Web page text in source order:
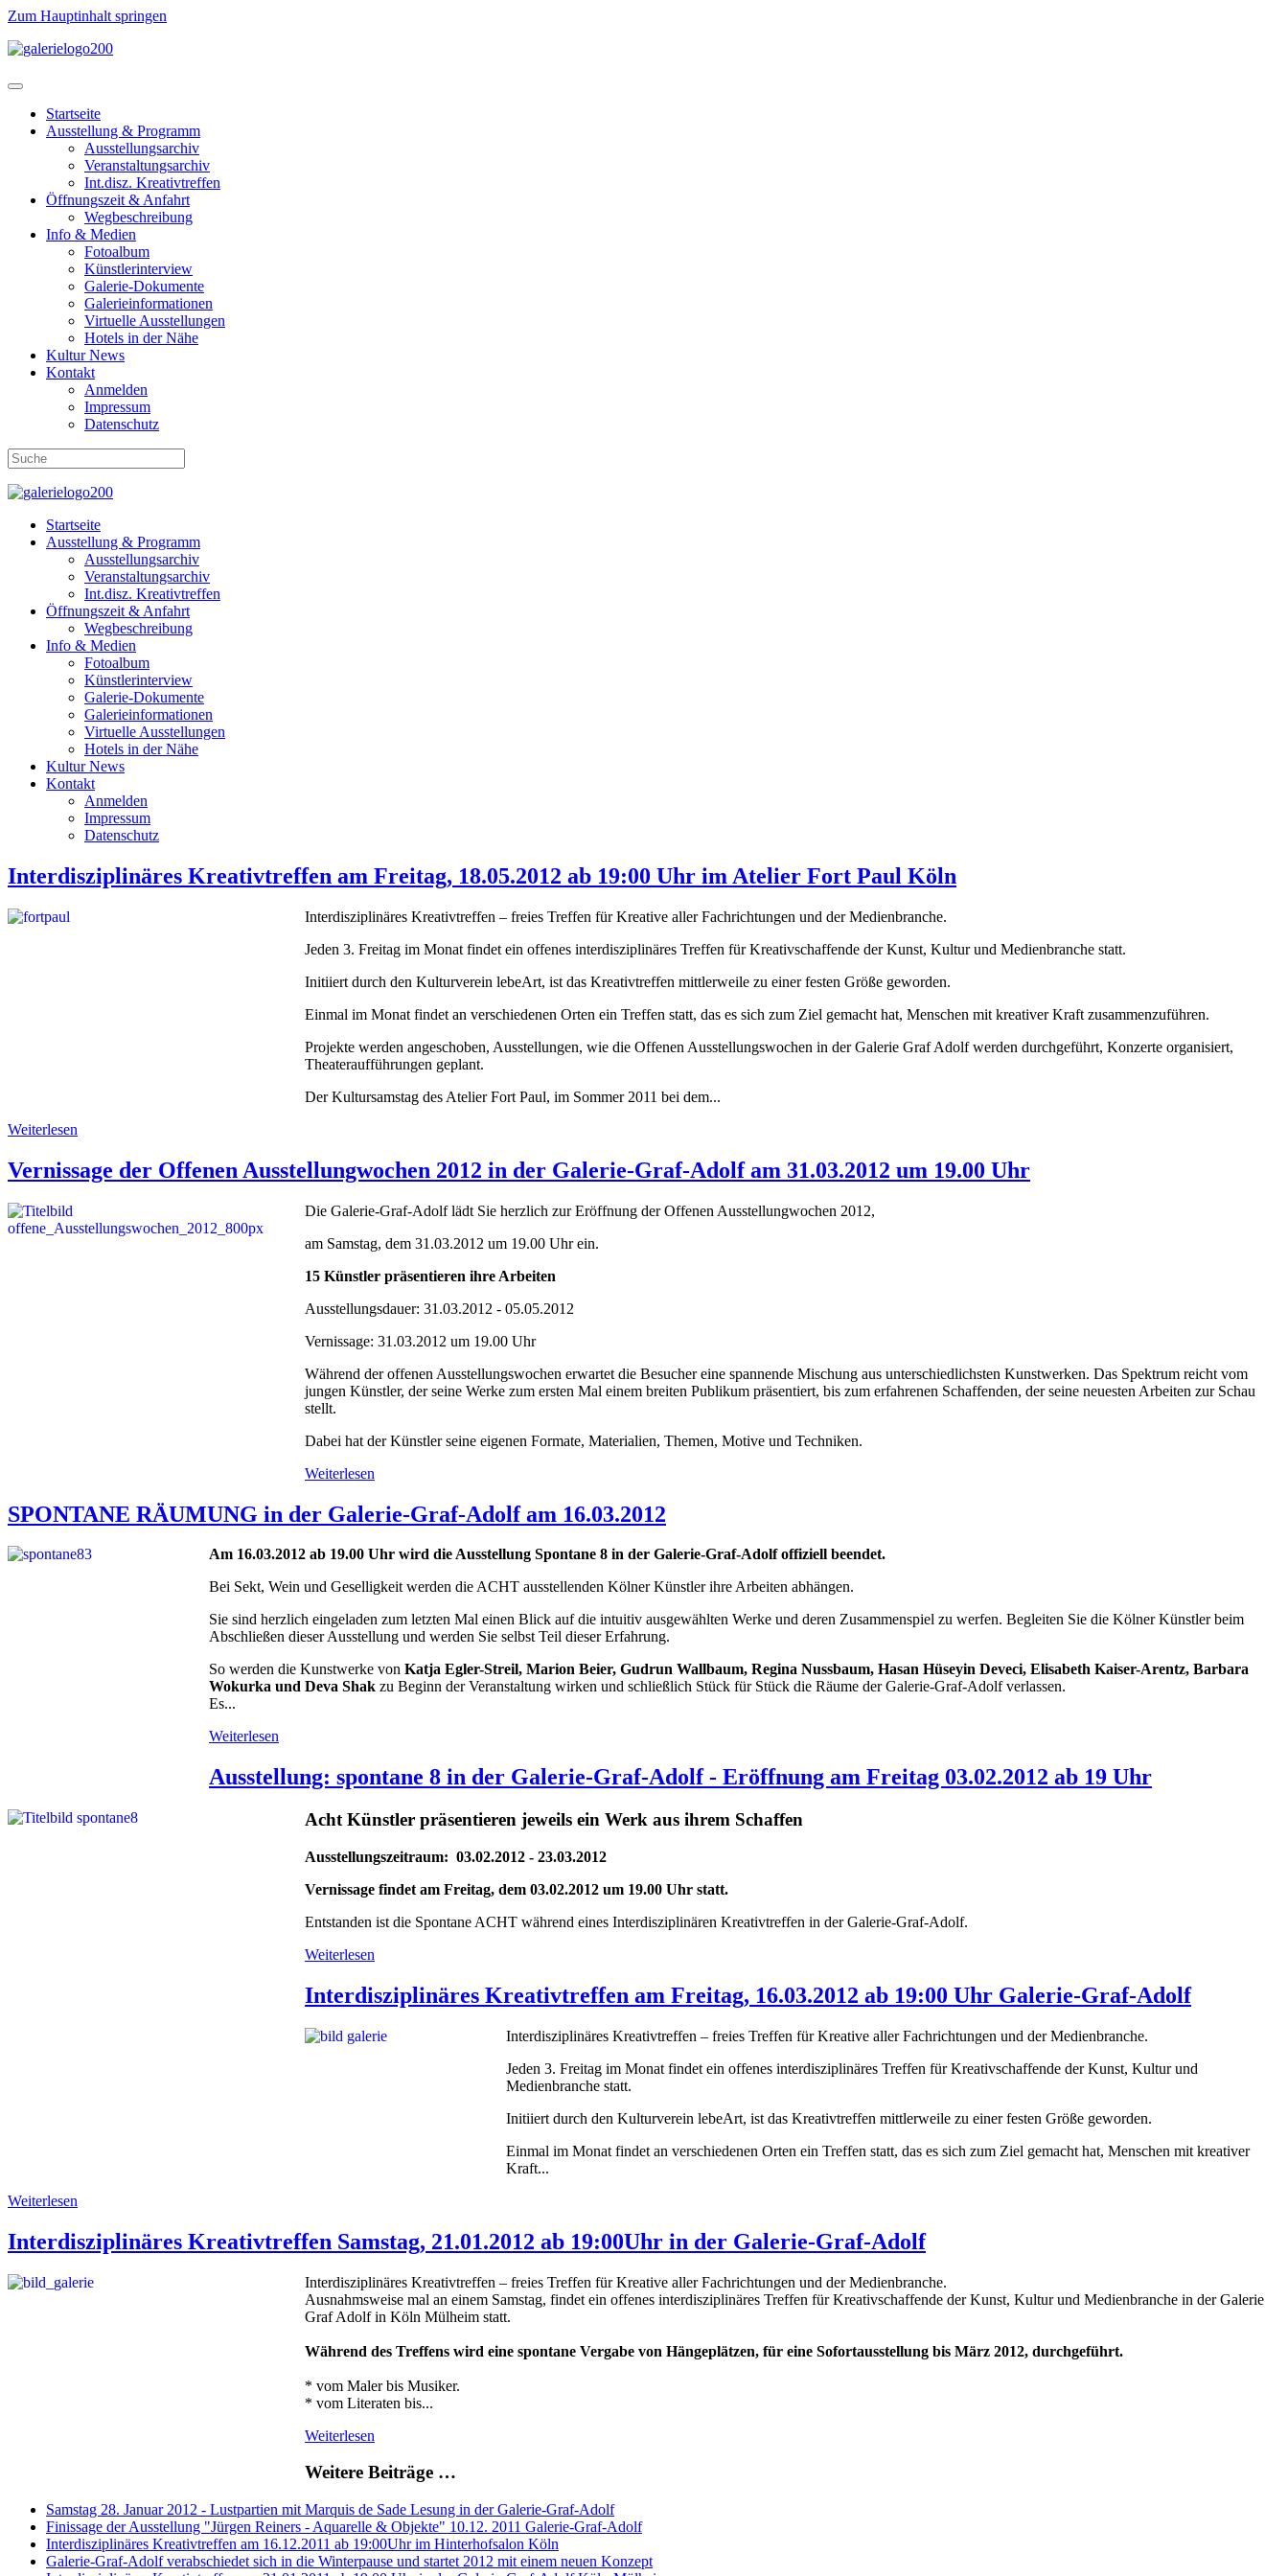
Zum Hauptinhalt springen
Startseite
Ausstellung & Programm
Ausstellungsarchiv
Veranstaltungsarchiv
Int.disz. Kreativtreffen
Öffnungszeit & Anfahrt
Wegbeschreibung
Info & Medien
Fotoalbum
Künstlerinterview
Galerie-Dokumente
Galerieinformationen
Virtuelle Ausstellungen
Hotels in der Nähe
Kultur News
Kontakt
Anmelden
Impressum
Datenschutz
Startseite
Ausstellung & Programm
Ausstellungsarchiv
Veranstaltungsarchiv
Int.disz. Kreativtreffen
Öffnungszeit & Anfahrt
Wegbeschreibung
Info & Medien
Fotoalbum
Künstlerinterview
Galerie-Dokumente
Galerieinformationen
Virtuelle Ausstellungen
Hotels in der Nähe
Kultur News
Kontakt
Anmelden
Impressum
Datenschutz
Interdisziplinäres Kreativtreffen am Freitag, 18.05.2012 ab 19:00 Uhr im Atelier Fort Paul Köln
Interdisziplinäres Kreativtreffen – freies Treffen für Kreative aller Fachrichtungen und der Medienbranche.
Jeden 3. Freitag im Monat findet ein offenes interdisziplinäres Treffen für Kreativschaffende der Kunst, Kultur und Medienbranche statt.
Initiiert durch den Kulturverein lebeArt, ist das Kreativtreffen mittlerweile zu einer festen Größe geworden.
Einmal im Monat findet an verschiedenen Orten ein Treffen statt, das es sich zum Ziel gemacht hat, Menschen mit kreativer Kraft zusammenzuführen.
Projekte werden angeschoben, Ausstellungen, wie die Offenen Ausstellungswochen in der Galerie Graf Adolf werden durchgeführt, Konzerte organisiert,
Theateraufführungen geplant.
Der Kultursamstag des Atelier Fort Paul, im Sommer 2011 bei dem...
Weiterlesen
Vernissage der Offenen Ausstellungwochen 2012 in der Galerie-Graf-Adolf am 31.03.2012 um 19.00 Uhr
Die Galerie-Graf-Adolf lädt Sie herzlich zur Eröffnung der Offenen Ausstellungwochen 2012,
am Samstag, dem 31.03.2012 um 19.00 Uhr ein.
15 Künstler präsentieren ihre Arbeiten
Ausstellungsdauer: 31.03.2012 - 05.05.2012
Vernissage: 31.03.2012 um 19.00 Uhr
Während der offenen Ausstellungswochen erwartet die Besucher eine spannende Mischung aus unterschiedlichsten Kunstwerken. Das Spektrum reicht vom
jungen Künstler, der seine Werke zum ersten Mal einem breiten Publikum präsentiert, bis zum erfahrenen Schaffenden, der seine neuesten Arbeiten zur Schau
stellt.
Dabei hat der Künstler seine eigenen Formate, Materialien, Themen, Motive und Techniken.
Weiterlesen
SPONTANE RÄUMUNG in der Galerie-Graf-Adolf am 16.03.2012
Am 16.03.2012 ab 19.00 Uhr wird die Ausstellung Spontane 8 in der Galerie-Graf-Adolf offiziell beendet.
Bei Sekt, Wein und Geselligkeit werden die ACHT ausstellenden Kölner Künstler ihre Arbeiten abhängen.
Sie sind herzlich eingeladen zum letzten Mal einen Blick auf die intuitiv ausgewählten Werke und deren Zusammenspiel zu werfen. Begleiten Sie die Kölner Künstler beim
Abschließen dieser Ausstellung und werden Sie selbst Teil dieser Erfahrung.
So werden die Kunstwerke von Katja Egler-Streil, Marion Beier, Gudrun Wallbaum, Regina Nussbaum, Hasan Hüseyin Deveci, Elisabeth Kaiser-Arentz, Barbara
Wokurka und Deva Shak zu Beginn der Veranstaltung wirken und schließlich Stück für Stück die Räume der Galerie-Graf-Adolf verlassen.
Es...
Weiterlesen
Ausstellung: spontane 8 in der Galerie-Graf-Adolf - Eröffnung am Freitag 03.02.2012 ab 19 Uhr
Acht Künstler präsentieren jeweils ein Werk aus ihrem Schaffen
Ausstellungszeitraum: 03.02.2012 - 23.03.2012
Vernissage findet am Freitag, dem 03.02.2012 um 19.00 Uhr statt.
Entstanden ist die Spontane ACHT während eines Interdisziplinären Kreativtreffen in der Galerie-Graf-Adolf.
Weiterlesen
Interdisziplinäres Kreativtreffen am Freitag, 16.03.2012 ab 19:00 Uhr Galerie-Graf-Adolf
Interdisziplinäres Kreativtreffen – freies Treffen für Kreative aller Fachrichtungen und der Medienbranche.
Jeden 3. Freitag im Monat findet ein offenes interdisziplinäres Treffen für Kreativschaffende der Kunst, Kultur und
Medienbranche statt.
Initiiert durch den Kulturverein lebeArt, ist das Kreativtreffen mittlerweile zu einer festen Größe geworden.
Einmal im Monat findet an verschiedenen Orten ein Treffen statt, das es sich zum Ziel gemacht hat, Menschen mit kreativer
Kraft...
Weiterlesen
Interdisziplinäres Kreativtreffen Samstag, 21.01.2012 ab 19:00Uhr in der Galerie-Graf-Adolf
Interdisziplinäres Kreativtreffen – freies Treffen für Kreative aller Fachrichtungen und der Medienbranche.
Ausnahmsweise mal an einem Samstag, findet ein offenes interdisziplinäres Treffen für Kreativschaffende der Kunst, Kultur und Medienbranche in der Galerie
Graf Adolf in Köln Mülheim statt.
Während des Treffens wird eine spontane Vergabe von Hängeplätzen, für eine Sofortausstellung bis März 2012, durchgeführt.
* vom Maler bis Musiker.
* vom Literaten bis...
Weiterlesen
Weitere Beiträge …
Samstag 28. Januar 2012 - Lustpartien mit Marquis de Sade Lesung in der Galerie-Graf-Adolf
Finissage der Ausstellung "Jürgen Reiners - Aquarelle & Objekte" 10.12. 2011 Galerie-Graf-Adolf
Interdisziplinäres Kreativtreffen am 16.12.2011 ab 19:00Uhr im Hinterhofsalon Köln
Galerie-Graf-Adolf verabschiedet sich in die Winterpause und startet 2012 mit einem neuen Konzept